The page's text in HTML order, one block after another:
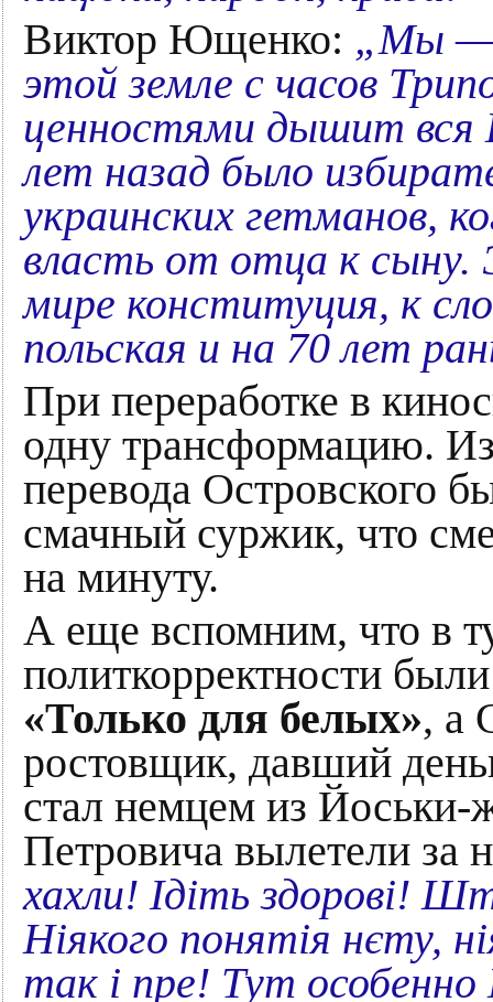
Виктор Ющенко: „Мы —
этой земле с часов
ценностями дышит вся
лет назад было
украинских гетманов,
власть от отца к сыну.
мире конституция, к
польская и на 70 лет
При переработке в
одну трансформацию.
перевода Островского
смачный суржик, что
на минуту.
А еще вспомним, что в
политкорректности
«Только для белых», а
ростовщик, давший
стал немцем из Йоськи-
Петровича вылетели за
хахли! Ідіть здорові!
Ніякого понятія нєту,
так і пре! Тут особенно